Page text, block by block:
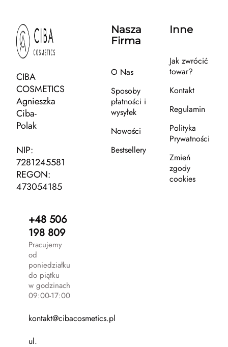
CIBA
COSMETICS
Agnieszka
Ciba-
Polak
NIP:
7281245581
REGON:
473054185
+48 506
198 809
Pracujemy
od
poniedziałku
do piątku
w godzinach
09:00-17:00
kontakt@cibacosmetics.pl
ul.
Nasza
Firma
O Nas
Sposoby
płatności i
wysyłek
Nowości
Bestsellery
Inne
Jak zwrócić
towar?
Kontakt
Regulamin
Polityka
Prywatności
Zmień
zgody
cookies